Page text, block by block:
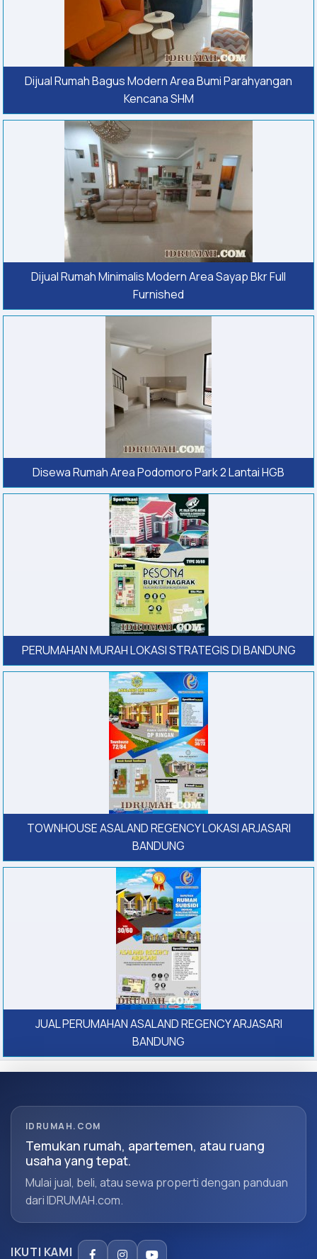
Dijual Rumah Bagus Modern Area Bumi Parahyangan
Kencana SHM
Dijual Rumah Minimalis Modern Area Sayap Bkr Full
Furnished
Disewa Rumah Area Podomoro Park 2 Lantai HGB
PERUMAHAN MURAH LOKASI STRATEGIS DI BANDUNG
TOWNHOUSE ASALAND REGENCY LOKASI ARJASARI
BANDUNG
JUAL PERUMAHAN ASALAND REGENCY ARJASARI
BANDUNG
IDRUMAH.COM
Temukan rumah, apartemen, atau ruang
usaha yang tepat.
Mulai jual, beli, atau sewa properti dengan panduan
dari IDRUMAH.com.
IKUTI KAMI